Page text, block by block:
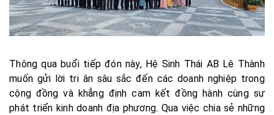
Thông qua buổi tiếp đón này, Hệ Sinh Thái AB Lê Thành
muốn gửi lời tri ân sâu sắc đến các doanh nghiệp trong
cộng đồng và khẳng định cam kết đồng hành cùng sự
phát triển kinh doanh địa phương. Qua việc chia sẻ những